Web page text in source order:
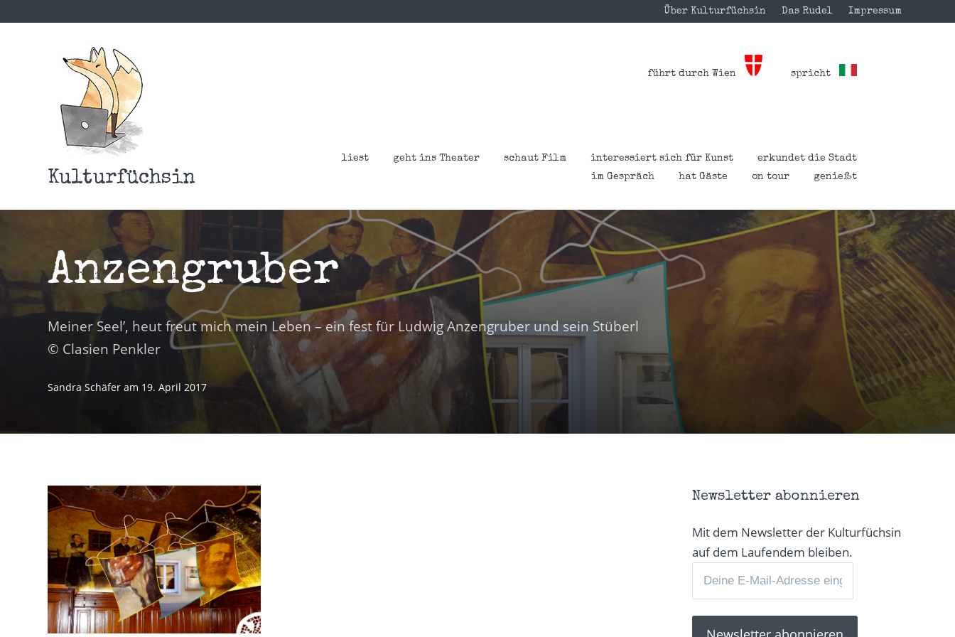
Über Kulturfüchsin Das Rudel Impressum
Kulturfüchsin
führt durch Wien spricht
liest geht ins Theater schaut Film interessiert sich für Kunst
erkundet die Stadt
im Gespräch
hat Gäste on tour genießt
Anzengruber
Meiner Seel’, heut freut mich mein Leben – ein fest für Ludwig Anzengruber und sein Stüberl
© Clasien Penkler
Sandra Schäferam 19. April 2017
Newsletter abonnieren
Mit dem Newsletter der Kulturfüchsin
auf dem Laufendem bleiben.